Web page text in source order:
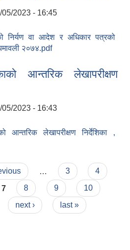
05/2023 - 16:45
निर्यण वा आदेश र अधिकार पत्रको
२०७४.pdf
(कार्यविधि) नियमावली २०७४
आन्तरिक लेखापरीक्षण
05/2023 - 16:43
आन्तरिक लेखापरीक्षण निर्देशिका ,
3
4
7 8 9
10
next › last »